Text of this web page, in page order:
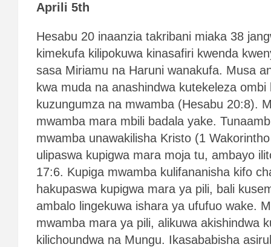
Aprili 5th
Hesabu 20 inaanzia takribani miaka 38
kimekufa kilipokuwa kinasafiri kwenda
sasa Miriamu na Haruni wanakufa. Musa
kwa muda na anashindwa kutekeleza ombi
kuzungumza na mwamba (Hesabu 20:8).
mwamba mara mbili badala yake.
mwamba unawakilisha Kristo (1
ulipaswa kupigwa mara moja tu, ambayo
17:6. Kupiga mwamba kulifananisha kifo
hakupaswa kupigwa mara ya pili, bali
ambalo lingekuwa ishara ya ufufuo wake.
mwamba mara ya pili, alikuwa akishindwa
kilichoundwa na Mungu. Ikasababisha